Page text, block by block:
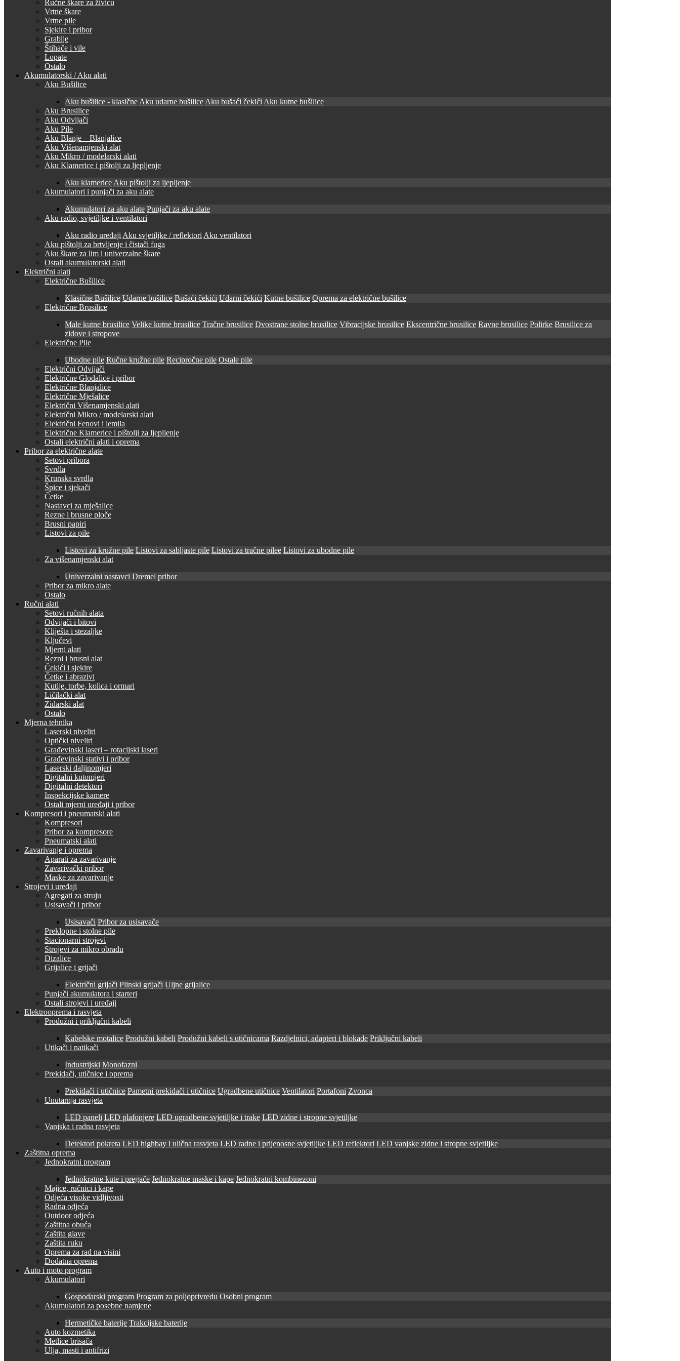
Ručne škare za živicu
Vrtne škare
Vrtne pile
Sjekire i pribor
Grablje
Štihače i vile
Lopate
Ostalo
Akumulatorski / Aku alati
Aku Bušilice
Aku bušilice - klasične Aku udarne bušilice Aku bušaći čekići Aku kutne bušilice
Aku Brusilice
Aku Odvijači
Aku Pile
Aku Blanje – Blanjalice
Aku Višenamjenski alat
Aku Mikro / modelarski alati
Aku Klamerice i pištolji za ljepljenje
Aku klamerice Aku pištolji za ljepljenje
Akumulatori i punjači za aku alate
Akumulatori za aku alate Punjači za aku alate
Aku radio, svjetiljke i ventilatori
Aku radio uređaji Aku svjetiljke / reflektori Aku ventilatori
Aku pištolji za brtvljenje i čistači fuga
Aku škare za lim i univerzalne škare
Ostali akumulatorski alati
Električni alati
Električne Bušilice
Klasične Bušilice Udarne bušilice Bušaći čekići Udarni čekići Kutne bušilice Oprema za električne bušilice
Električne Brusilice
Male kutne brusilice Velike kutne brusilice Tračne brusilice Dvostrane stolne brusilice Vibracijske brusilice Ekscentrične brusilice Ravne brusilice Polirke Brusilice za
zidove i stropove
Električne Pile
Ubodne pile Ručne kružne pile Recipročne pile Ostale pile
Električni Odvijači
Električne Glodalice i pribor
Električne Blanjalice
Električne Mješalice
Električni Višenamjenski alati
Električni Mikro / modelarski alati
Električni Fenovi i lemila
Električne Klamerice i pištolji za ljepljenje
Ostali električni alati i oprema
Pribor za električne alate
Setovi pribora
Svrdla
Krunska svrdla
Špice i sjekači
Četke
Nastavci za mješalice
Rezne i brusne ploče
Brusni papiri
Listovi za pile
Listovi za kružne pile Listovi za sabljaste pile Listovi za tračne pilee Listovi za ubodne pile
Za višenamjenski alat
Univerzalni nastavci Dremel pribor
Pribor za mikro alate
Ostalo
Ručni alati
Setovi ručnih alata
Odvijači i bitovi
Kliješta i stezaljke
Ključevi
Mjerni alati
Rezni i brusni alat
Čekići i sjekire
Četke i abrazivi
Kutije, torbe, kolica i ormari
Ličilački alat
Zidarski alat
Ostalo
Mjerna tehnika
Laserski niveliri
Optički niveliri
Građevinski laseri – rotacijski laseri
Građevinski stativi i pribor
Laserski daljinomjeri
Digitalni kutomjeri
Digitalni detektori
Inspekcijske kamere
Ostali mjerni uređaji i pribor
Kompresori i pneumatski alati
Kompresori
Pribor za kompresore
Pneumatski alati
Zavarivanje i oprema
Aparati za zavarivanje
Zavarivački pribor
Maske za zavarivanje
Strojevi i uređaji
Agregati za struju
Usisavači i pribor
Usisavači Pribor za usisavače
Preklopne i stolne pile
Stacionarni strojevi
Strojevi za mikro obradu
Dizalice
Grijalice i grijači
Električni grijači Plinski grijači Uljne grijalice
Punjači akumulatora i starteri
Ostali strojevi i uređaji
Elektrooprema i rasvjeta
Produžni i priključni kabeli
Kabelske motalice Produžni kabeli Produžni kabeli s utičnicama Razdjelnici, adapteri i blokade Priključni kabeli
Utikači i natikači
Industrijski Monofazni
Prekidači, utičnice i oprema
Prekidači i utičnice Pametni prekidači i utičnice Ugradbene utičnice Ventilatori Portafoni Zvonca
Unutarnja rasvjeta
LED paneli LED plafonjere LED ugradbene svjetiljke i trake LED zidne i stropne svjetiljke
Vanjska i radna rasvjeta
Detektori pokreta LED highbay i ulična rasvjeta LED radne i prijenosne svjetiljke LED reflektori LED vanjske zidne i stropne svjetiljke
Zaštitna oprema
Jednokratni program
Jednokratne kute i pregače Jednokratne maske i kape Jednokratni kombinezoni
Majice, ručnici i kape
Odjeća visoke vidljivosti
Radna odjeća
Outdoor odjeća
Zaštitna obuća
Zaštita glave
Zaštita ruku
Oprema za rad na visini
Dodatna oprema
Auto i moto program
Akumulatori
Gospodarski program Program za poljoprivredu Osobni program
Akumulatori za posebne namjene
Hermetičke baterije Trakcijske baterije
Auto kozmetika
Metlice brisača
Ulja, masti i antifrizi